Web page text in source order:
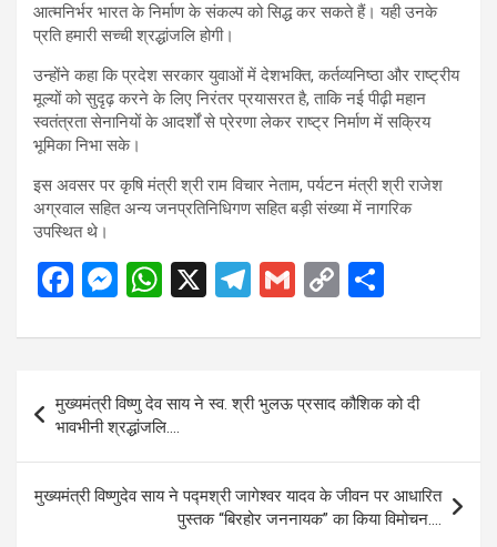
आत्मनिर्भर भारत के निर्माण के संकल्प को सिद्ध कर सकते हैं। यही उनके
प्रति हमारी सच्ची श्रद्धांजलि होगी।
उन्होंने कहा कि प्रदेश सरकार युवाओं में देशभक्ति, कर्तव्यनिष्ठा और राष्ट्रीय
मूल्यों को सुदृढ़ करने के लिए निरंतर प्रयासरत है, ताकि नई पीढ़ी महान
स्वतंत्रता सेनानियों के आदर्शों से प्रेरणा लेकर राष्ट्र निर्माण में सक्रिय
भूमिका निभा सके।
इस अवसर पर कृषि मंत्री श्री राम विचार नेताम, पर्यटन मंत्री श्री राजेश
अग्रवाल सहित अन्य जनप्रतिनिधिगण सहित बड़ी संख्या में नागरिक
उपस्थित थे।
F
ce
b
o
o
k
M
se
n
g
er
W
at
A
p
p
X
T
e
gr
a
m
G
ail
C
py
Li
n
k
ar
e
navigation
मुख्यमंत्री विष्णु देव साय ने स्व. श्री भुलऊ प्रसाद कौशिक को दी
भावभीनी श्रद्धांजलि….
मुख्यमंत्री विष्णुदेव साय ने पद्मश्री जागेश्वर यादव के जीवन पर आधारित
पुस्तक “बिरहोर जननायक” का किया विमोचन….